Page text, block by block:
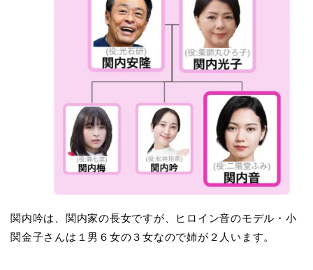
関内吟は、関内家の長女ですが、ヒロイン音のモデル・小
関金子さんは１男６女の３女なので姉が２人います。